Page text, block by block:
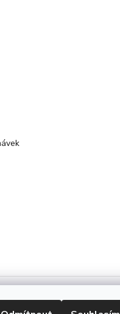
Upravit nastavení cookies